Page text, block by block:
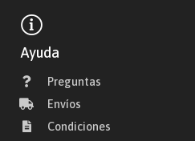
Ayuda
Preguntas
Envíos
Condiciones